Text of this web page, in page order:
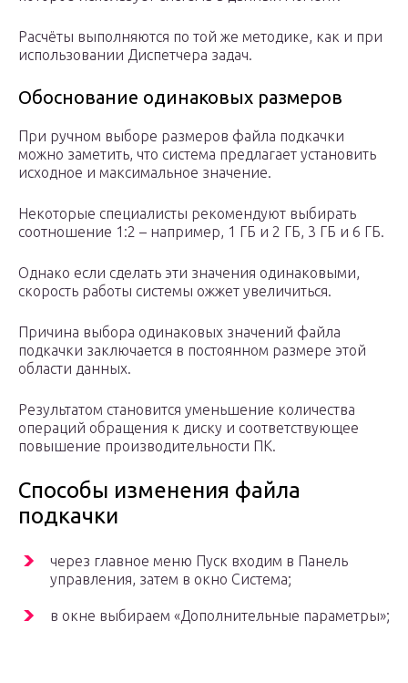
Расчёты выполняются по той же методике, как и при
использовании Диспетчера задач.
Обоснование одинаковых размеров
При ручном выборе размеров файла подкачки
можно заметить, что система предлагает установить
исходное и максимальное значение.
Некоторые специалисты рекомендуют выбирать
соотношение 1:2 – например, 1 ГБ и 2 ГБ, 3 ГБ и 6 ГБ.
Однако если сделать эти значения одинаковыми,
скорость работы системы ожжет увеличиться.
Причина выбора одинаковых значений файла
подкачки заключается в постоянном размере этой
области данных.
Результатом становится уменьшение количества
операций обращения к диску и соответствующее
повышение производительности ПК.
Способы изменения файла
подкачки
через главное меню Пуск входим в Панель
управления, затем в окно Система;
в окне выбираем «Дополнительные параметры»;